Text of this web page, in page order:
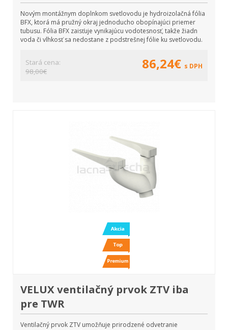
Novým montážnym doplnkom svetlovodu je hydroizolačná fólia
BFX, ktorá má pružný okraj jednoducho obopínajúci priemer
tubusu. Fólia BFX zaisťuje vynikajúcu vodotesnosť, takže žiadn
voda či vlhkosť sa nedostane z podstrešnej fólie ku svetlovodu.
Stará cena:
98,00€
86,24€ s DPH
VELUX ventilačný prvok ZTV iba
pre TWR
Ventilačný prvok ZTV umožňuje prirodzené odvetranie